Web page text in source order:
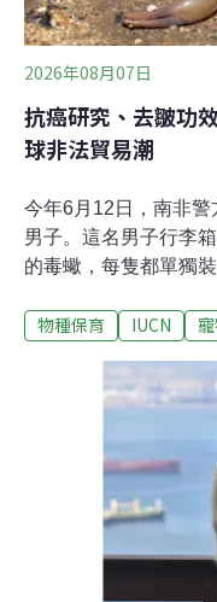
2026年08月07日
抗癌研究、去皺功
球非法貿易潮
今年6月12日，南非
男子。這名男子行李
的毒蠍，每隻都單獨
警方特別單位「庫爾
線報，稱一名男子非
方發言人特威格（
子涉嫌非法持有野生
Nature and
正在調查中，尚不確
蠍子由當地動保組織
Good Hope SPCA）
確保蠍子獲得妥善照
物種保育 IUCN